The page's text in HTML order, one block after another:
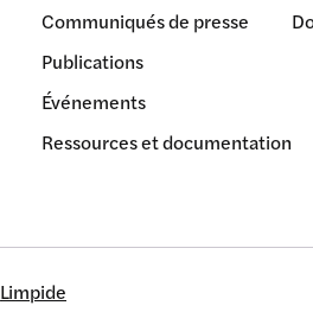
Communiqués de presse
Publications
Événements
Ressources et documentation
Limpide